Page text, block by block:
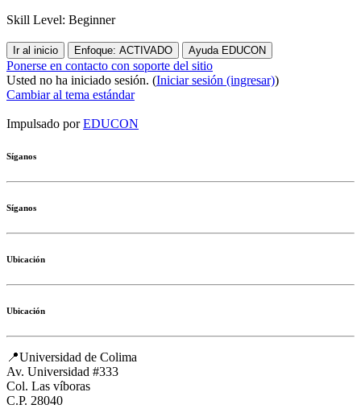
Skill Level: Beginner
Ir al inicio Enfoque: ACTIVADO Ayuda EDUCON
Ponerse en contacto con soporte del sitio
Usted no ha iniciado sesión. (Iniciar sesión (ingresar))
Cambiar al tema estándar
Impulsado porEDUCON
Síganos
Síganos
Ubicación
Ubicación
📍Universidad de Colima
Av. Universidad #333
Col. Las víboras
C.P. 28040